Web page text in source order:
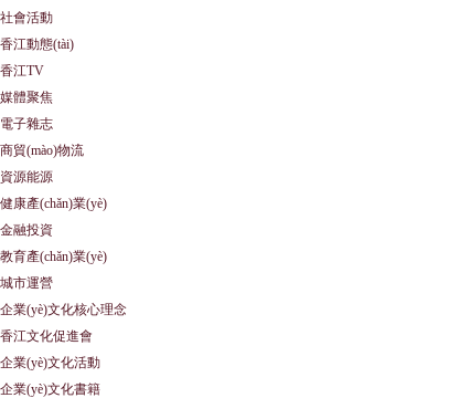
社會活動
香江動態(tài)
香江TV
媒體聚焦
電子雜志
商貿(mào)物流
資源能源
健康產(chǎn)業(yè)
金融投資
教育產(chǎn)業(yè)
城市運營
企業(yè)文化核心理念
香江文化促進會
企業(yè)文化活動
企業(yè)文化書籍